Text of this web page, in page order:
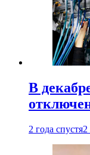
В
2 года спустя2